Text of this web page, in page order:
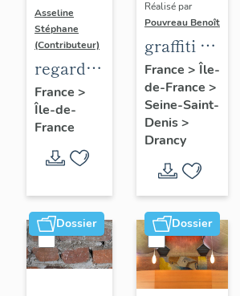
Asseline
Stéphane
(Contributeur)
regard
photographique
sur les
paysages
de la
de
France.
France >
Île-de-
France
Réalisé par
Pouvreau Benoît
graffiti de
chambrée
sur
revers de
façade
France > Île-
de-France >
Seine-Saint-
Denis>
Drancy
Dossier Dossier